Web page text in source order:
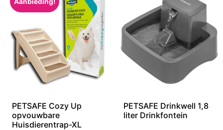
PETSAFE Cozy Up
opvouwbare
Huisdierentrap-XL
PETSAFE Drinkwell 1,8
liter Drinkfontein